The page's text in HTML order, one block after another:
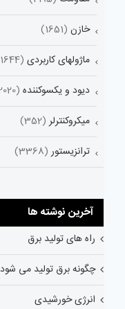
خازن (1651)
ماژولهای کاربردی (1644)
دیود و یکسوکننده (2020)
میکروکنترلر (352)
ترانزیستور (3368)
آخرین نوشته ها
راه های تولید برق
چگونه برق تولید می شود
انرژی خورشیدی